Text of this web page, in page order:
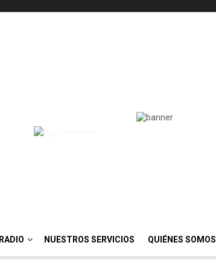
NUESTROS SERVICIOS QUIÉNES SOMOS